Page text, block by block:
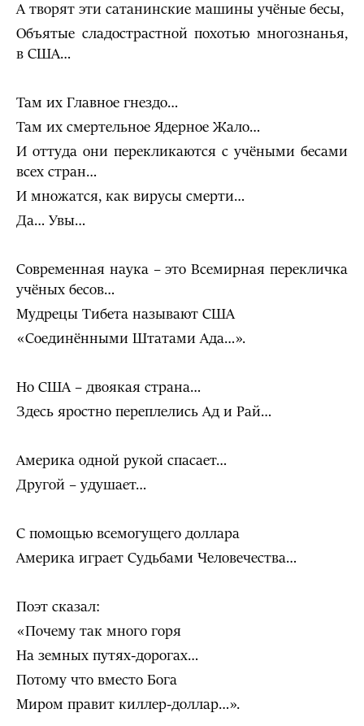
А творят эти сатанинские машины учёные бесы,
Объятые сладострастной похотью многознанья,
в США…
Там их Главное гнездо…
Там их смертельное Ядерное Жало…
И оттуда они перекликаются с учёными бесами
всех стран…
И множатся, как вирусы смерти…
Да… Увы…
Современная наука – это Всемирная перекличка
учёных бесов…
Мудрецы Тибета называют США
«Соединёнными Штатами Ада…».
Но США – двоякая страна…
Здесь яростно переплелись Ад и Рай…
Америка одной рукой спасает…
Другой – удушает…
С помощью всемогущего доллара
Америка играет Судьбами Человечества…
Поэт сказал:
«Почему так много горя
На земных путях-дорогах…
Потому что вместо Бога
Миром правит киллер-доллар…».